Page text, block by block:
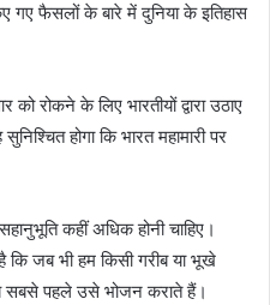
गए फैसलों के बारे में दुनिया के इतिहास
को रोकने के लिए भारतीयों द्वारा उठाए
होगा कि भारत महामारी पर
कहीं अधिक होनी चाहिए।
कि जब भी हम किसी गरीब या भूखे
सबसे पहले उसे भोजन कराते हैं।